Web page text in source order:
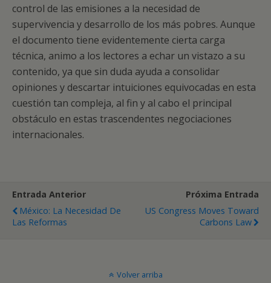
control de las emisiones a la necesidad de
supervivencia y desarrollo de los más pobres. Aunque
el documento tiene evidentemente cierta carga
técnica, animo a los lectores a echar un vistazo a su
contenido, ya que sin duda ayuda a consolidar
opiniones y descartar intuiciones equivocadas en esta
cuestión tan compleja, al fin y al cabo el principal
obstáculo en estas trascendentes negociaciones
internacionales.
Entrada Anterior
México: La Necesidad De
Las Reformas
Próxima Entrada
US Congress Moves Toward
Carbons Law
Volver arriba